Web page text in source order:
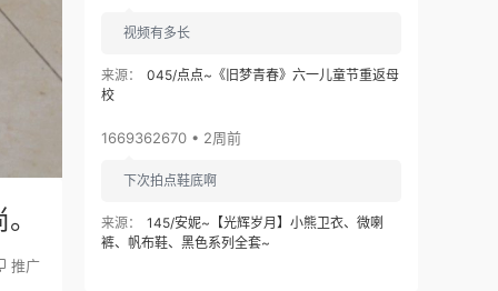
推广
视频有多长
来源：
045/点点~《旧梦青春》六一儿童节重返母
校
1669362670 • 2周前
下次拍点鞋底啊
来源：
145/安妮~【光辉岁月】小熊卫衣、微喇
裤、帆布鞋、黑色系列全套~